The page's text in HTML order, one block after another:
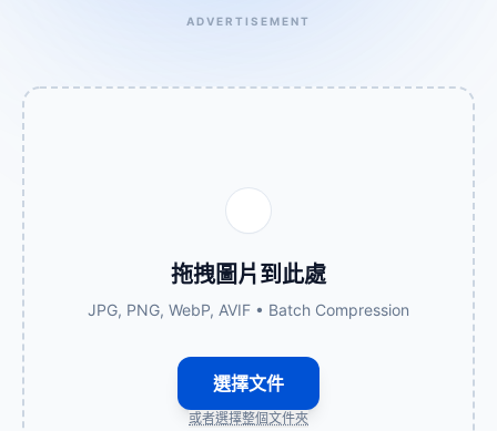
ADVERTISEMENT
拖拽圖片到此處
JPG, PNG, WebP, AVIF • Batch Compression
選擇文件
或者選擇整個文件夾